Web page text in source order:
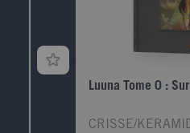
Luuna Tome 0 :
CRISSE/